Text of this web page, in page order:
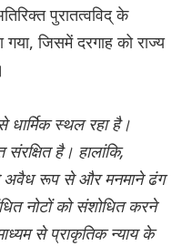
पुरातत्वविद् के
गया, जिसमें दरगाह को राज्य
धार्मिक स्थल रहा है।
है। हालांकि,
अवैध रूप से और मनमाने ढंग
नोटों को संशोधित करने
से प्राकृतिक न्याय के